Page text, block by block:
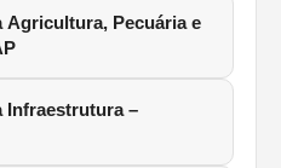
Agricultura, Pecuária e
Infraestrutura –